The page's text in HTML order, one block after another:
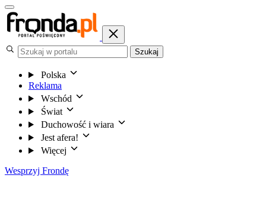
Szukaj
Polska
Reklama
Wschód
Świat
Duchowość i wiara
Jest afera!
Więcej
Wesprzyj Frondę